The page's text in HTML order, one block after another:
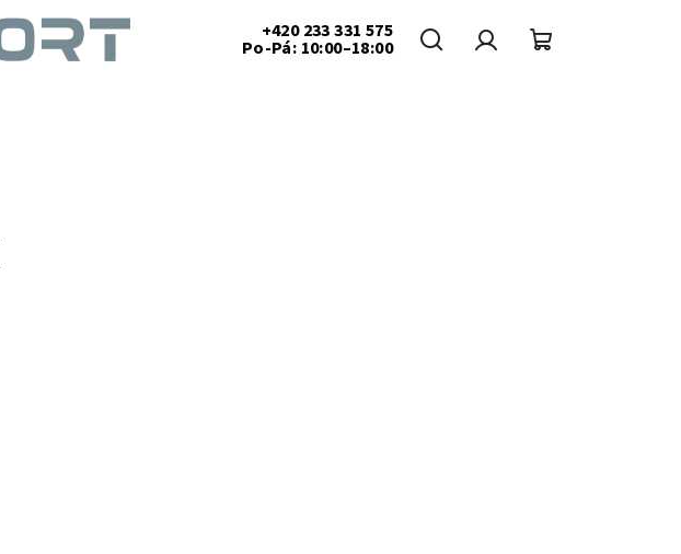
+420 233 331 575
Po-Pá: 10:00–18:00